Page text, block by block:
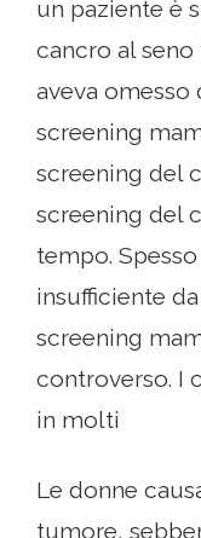
un paziente è
cancro al
aveva
screening
screening del
screening del
tempo.
insufficiente
screening
controverso. I
in molti
Le donne
tumore,